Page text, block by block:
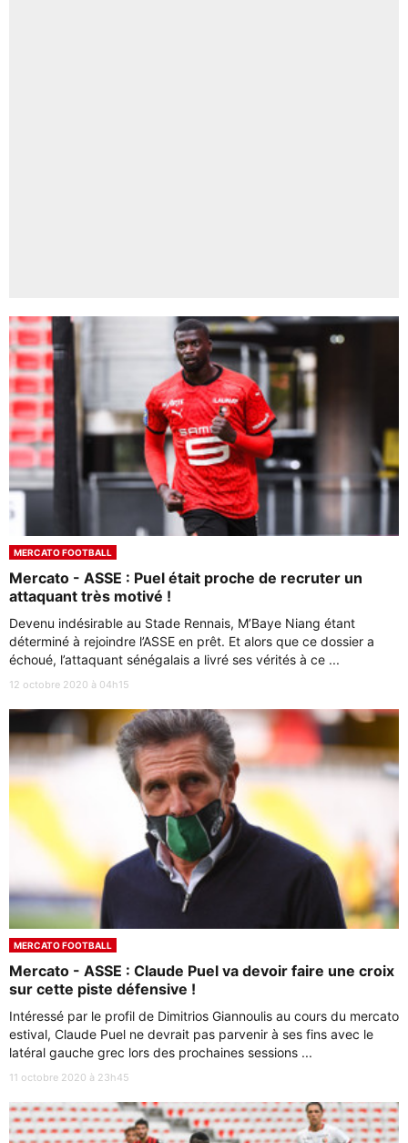
MERCATO FOOTBALL
Mercato - ASSE : Puel était proche de recruter un
attaquant très motivé !
Devenu indésirable au Stade Rennais, M’Baye Niang étant
déterminé à rejoindre l’ASSE en prêt. Et alors que ce dossier a
échoué, l’attaquant sénégalais a livré ses vérités à ce ...
12 octobre 2020 à 04h15
MERCATO FOOTBALL
Mercato - ASSE : Claude Puel va devoir faire une croix
sur cette piste défensive !
Intéressé par le profil de Dimitrios Giannoulis au cours du mercato
estival, Claude Puel ne devrait pas parvenir à ses fins avec le
latéral gauche grec lors des prochaines sessions ...
11 octobre 2020 à 23h45